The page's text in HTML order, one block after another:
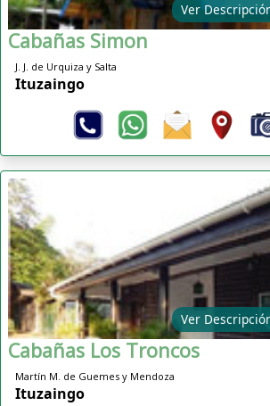
Ver
Cabañas Simon
J. J. de Urquiza y Salta
Ituzaingo
Ver
Cabañas Los Troncos
Martín M. de Guemes y Mendoza
Ituzaingo